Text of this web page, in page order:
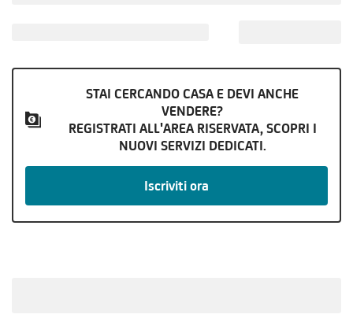
STAI CERCANDO CASA E DEVI ANCHE
VENDERE?
REGISTRATI ALL'AREA RISERVATA, SCOPRI I
NUOVI SERVIZI DEDICATI.
Iscriviti ora